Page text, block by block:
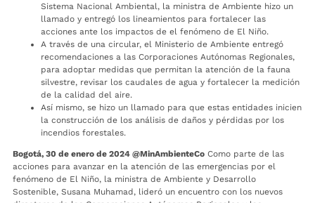
Sistema Nacional Ambiental, la ministra de Ambiente hizo un
llamado y entregó los lineamientos para fortalecer las
acciones ante los impactos de el fenómeno de El Niño.
A través de una circular, el Ministerio de Ambiente entregó
recomendaciones a las Corporaciones Autónomas Regionales,
para adoptar medidas que permitan la atención de la fauna
silvestre, revisar los caudales de agua y fortalecer la medición
de la calidad del aire.
Así mismo, se hizo un llamado para que estas entidades inicien
la construcción de los análisis de daños y pérdidas por los
incendios forestales.
Bogotá, 30 de enero de 2024 @MinAmbienteCo Como parte de las
acciones para avanzar en la atención de las emergencias por el
fenómeno de El Niño, la ministra de Ambiente y Desarrollo
Sostenible, Susana Muhamad, lideró un encuentro con los nuevos